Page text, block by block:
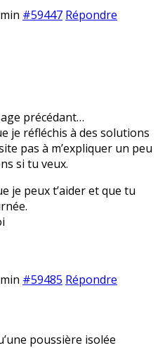
#59447 Répondre
précédant…
je réfléchis à des solutions
pas à m’expliquer un peu
si tu veux.
je peux t’aider et que tu
#59485 Répondre
poussière isolée